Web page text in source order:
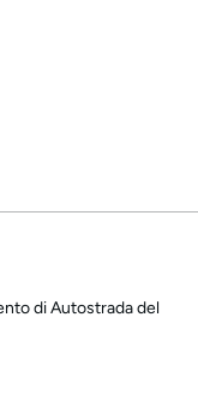
di Autostrada del